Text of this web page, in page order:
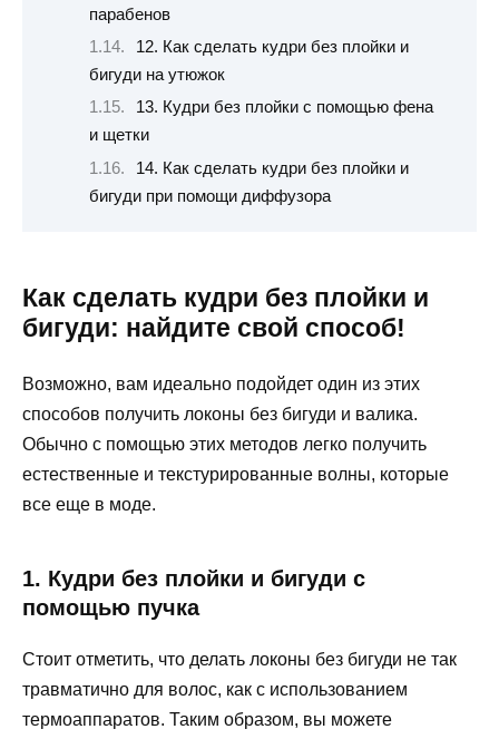
парабенов
12. Как сделать кудри без плойки и
бигуди на утюжок
13. Кудри без плойки с помощью фена
и щетки
14. Как сделать кудри без плойки и
бигуди при помощи диффузора
Как сделать кудри без плойки и
бигуди: найдите свой способ!
Возможно, вам идеально подойдет один из этих
способов получить локоны без бигуди и валика.
Обычно с помощью этих методов легко получить
естественные и текстурированные волны, которые
все еще в моде.
1. Кудри без плойки и бигуди с
помощью пучка
Стоит отметить, что делать локоны без бигуди не так
травматично для волос, как с использованием
термоаппаратов. Таким образом, вы можете